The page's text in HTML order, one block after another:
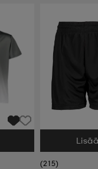
Valitse Koko
(215)